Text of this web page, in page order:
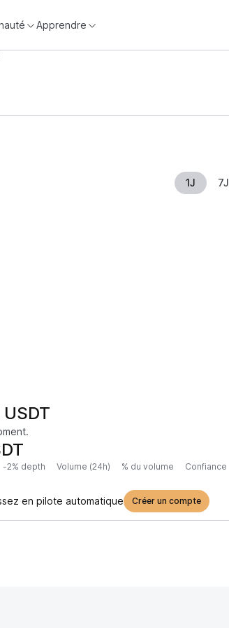
Apprendre
1J 7J
-2% depth Volume (24h) % du volume Confiance
en pilote automatique Créer un compte